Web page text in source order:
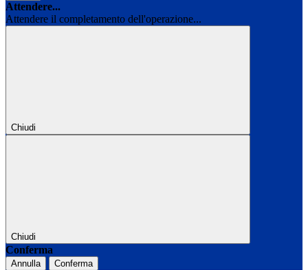
Attendere...
Attendere il completamento dell'operazione...
Chiudi
Chiudi
Conferma
Annulla Conferma